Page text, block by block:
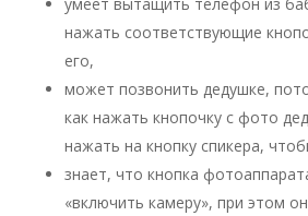
нажать соответствующие
его,
может позвонить дедушке,
как нажать кнопочку с фото
нажать на кнопку спикера,
знает, что кнопка
«включить камеру», при этом